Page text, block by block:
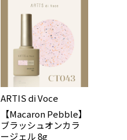
ARTIS di Voce
【Macaron Pebble】
ブラッシュオンカラ
ージェル 8g